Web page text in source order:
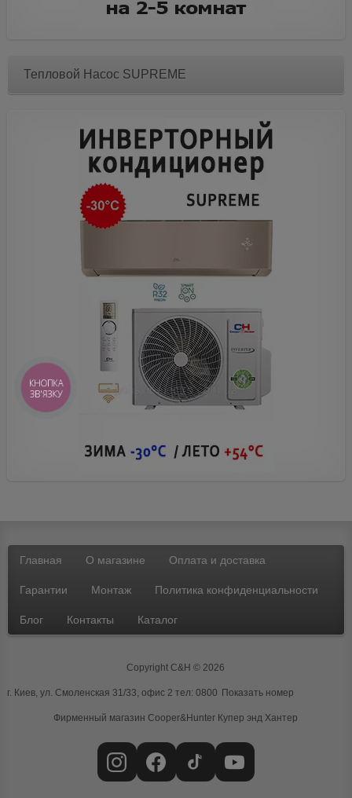
Тепловой Насос SUPREME
Главная О магазине Оплата и доставка
Гарантии Монтаж Политика конфиденциальности
Блог Контакты Каталог
Copyright C&H © 2026
г. Киев, ул. Смоленская 31/33, офис 2 тел: 0800 Показать номер
Фирменный магазин Cooper&Hunter Купер энд Хантер
КНОПКА
ЗВ'ЯЗКУ